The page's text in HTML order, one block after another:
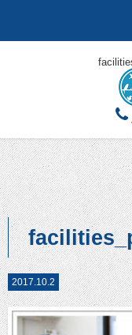
2017.10.2